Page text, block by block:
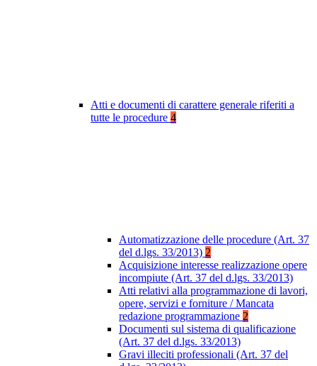
Atti e documenti di carattere generale riferiti a
tutte le procedure 4
Automatizzazione delle procedure (Art. 37
del d.lgs. 33/2013) 2
Acquisizione interesse realizzazione opere
incompiute (Art. 37 del d.lgs. 33/2013)
Atti relativi alla programmazione di lavori,
opere, servizi e forniture / Mancata
redazione programmazione 2
Documenti sul sistema di qualificazione
(Art. 37 del d.lgs. 33/2013)
Gravi illeciti professionali (Art. 37 del